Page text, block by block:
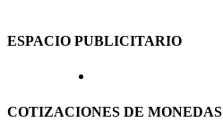
ESPACIO PUBLICITARIO
COTIZACIONES DE MONEDAS